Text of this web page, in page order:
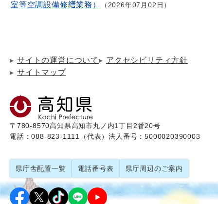
室等空調設備修繕業務）
2026年07月02日
サイトの運営について
アクセシビリティ方針
サイトマップ
〒780-8570高知県高知市丸ノ内1丁目2番20号
電話：088-823-1111（代表）法人番号：5000020390003
県庁舎配置一覧 電話番号表 県庁周辺のご案内